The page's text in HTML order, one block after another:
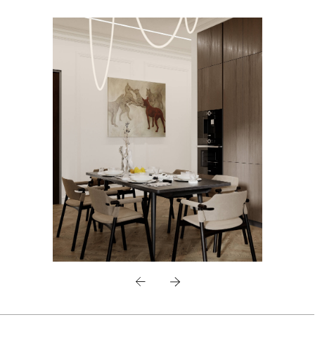
Спальня родителей
спроектирована как пространство
комнаты обеспечивают идеальную